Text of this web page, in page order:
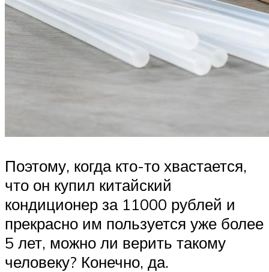
Поэтому, когда кто-то хвастается,
что он купил китайский
кондиционер за 11000 рублей и
прекрасно им пользуется уже более
5 лет, можно ли верить такому
человеку? Конечно, да.